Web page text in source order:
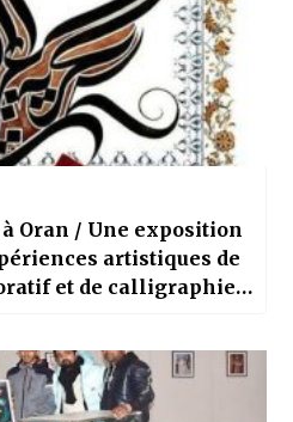
Oran / Une exposition
artistiques de
et de calligraphie